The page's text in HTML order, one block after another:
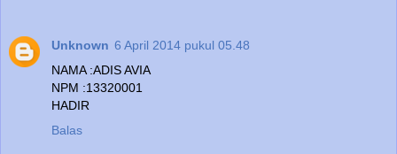
Unknown 6 April 2014 pukul 05.48
NAMA :ADIS AVIA
NPM :13320001
HADIR
Balas